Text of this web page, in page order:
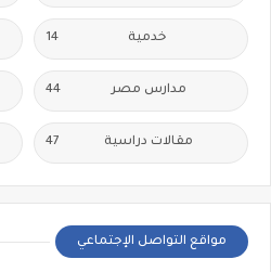
خدمية 14
مدارس مصر 44
مقالات دراسية 47
مواقع التواصل الإجتماعي